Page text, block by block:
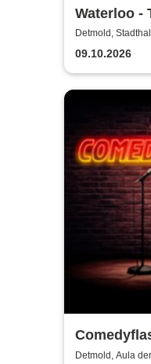
Waterloo -
A Tribute
Swedes
Detmold,
09.10.2026
Comedy
Detmold, Aula